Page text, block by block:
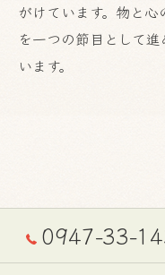
がけています。物と
を一つの節目として
います。
0947-33-